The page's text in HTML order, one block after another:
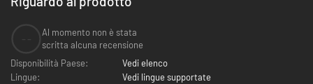
Al momento non è stata
scritta alcuna recensione
Disponibilità Paese:
Vedi elenco
Lingue:
Vedi lingue supportate